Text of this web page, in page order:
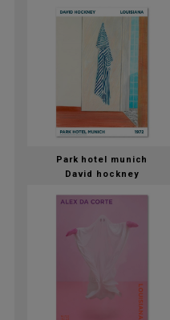
Park hotel munich
David hockney